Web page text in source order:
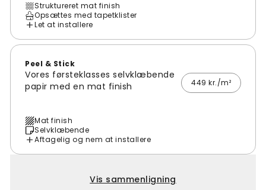
Struktureret mat finish
Opsættes med tapetklister
Let at installere
Peel & Stick
Vores førsteklasses selvklæbende
papir med en mat finish
449 kr./m²
Mat finish
Selvklæbende
Aftagelig og nem at installere
Vis sammenligning